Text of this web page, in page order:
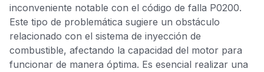
inconveniente notable con el código de falla P0200.
Este tipo de problemática sugiere un obstáculo
relacionado con el sistema de inyección de
combustible, afectando la capacidad del motor para
funcionar de manera óptima. Es esencial realizar una